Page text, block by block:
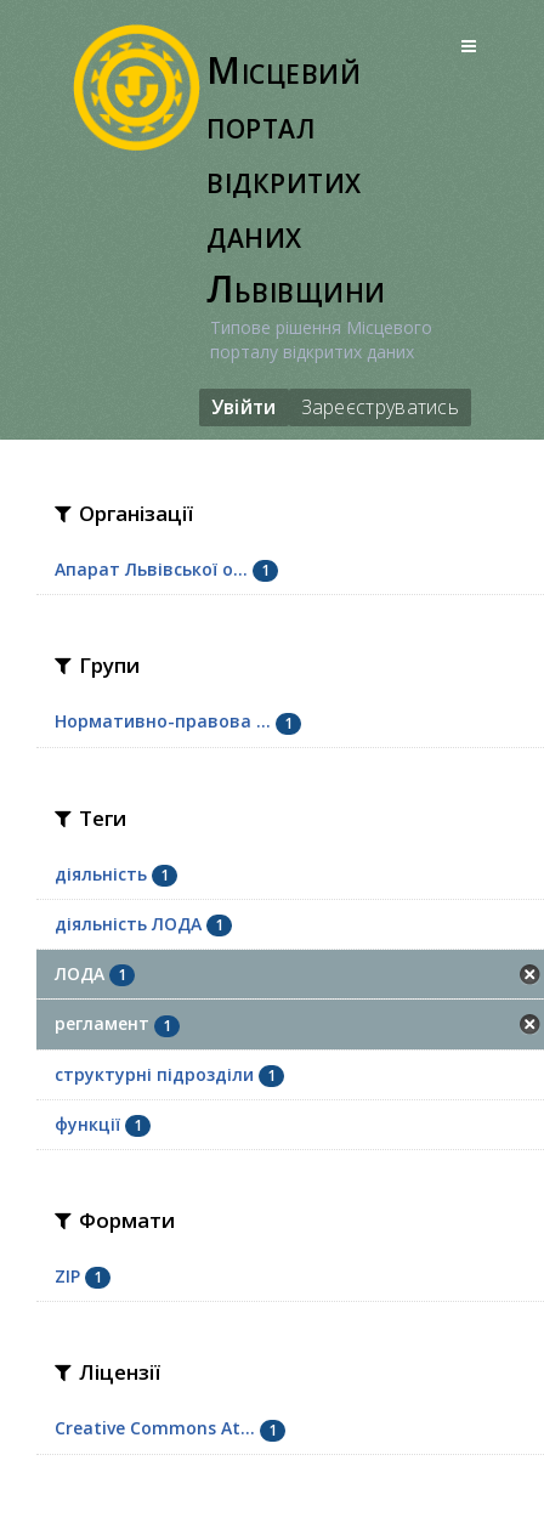
Місцевий
портал
відкритих
даних
Львівщини
Типове рішення Місцевого
порталу відкритих даних
Увійти Зареєструватись
Організації
Апарат Львівської о... 1
Групи
Нормативно-правова ... 1
Теги
діяльність 1
діяльність ЛОДА 1
ЛОДА 1
регламент 1
структурні підрозділи 1
функції 1
Формати
ZIP 1
Ліцензії
Creative Commons At... 1